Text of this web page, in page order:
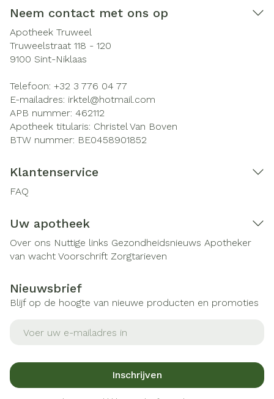
Neem contact met ons op
Apotheek Truweel
Truweelstraat 118 - 120
9100 Sint-Niklaas
Telefoon: +32 3 776 04 77
E-mailadres: irktel@hotmail.com
APB nummer: 462112
Apotheek titularis: Christel Van Boven
BTW nummer: BE0458901852
Klantenservice
FAQ
Uw apotheek
Over ons Nuttige links Gezondheidsnieuws Apotheker
van wacht Voorschrift Zorgtarieven
Nieuwsbrief
Blijf op de hoogte van nieuwe producten en promoties
Inschrijven